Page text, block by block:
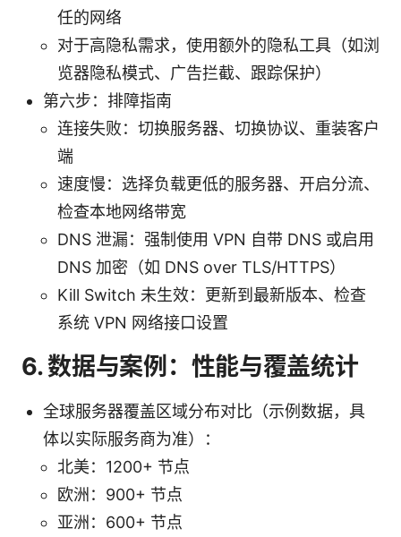
任的网络
对于高隐私需求，使用额外的隐私工具（如浏
览器隐私模式、广告拦截、跟踪保护）
第六步：排障指南
连接失败：切换服务器、切换协议、重装客户
端
速度慢：选择负载更低的服务器、开启分流、
检查本地网络带宽
DNS 泄漏：强制使用 VPN 自带 DNS 或启用
DNS 加密（如 DNS over TLS/HTTPS）
Kill Switch 未生效：更新到最新版本、检查
系统 VPN 网络接口设置
6. 数据与案例：性能与覆盖统计
全球服务器覆盖区域分布对比（示例数据，具
体以实际服务商为准）：
北美：1200+ 节点
欧洲：900+ 节点
亚洲：600+ 节点